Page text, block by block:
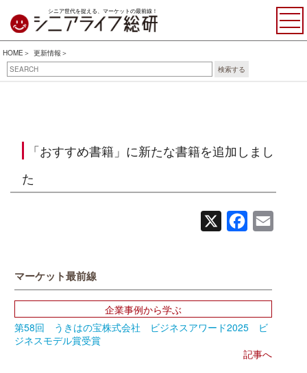
シニア世代を捉える、マーケットの最前線！
HOME
更新情報
検索する
「おすすめ書籍」に新たな書籍を追加しまし
た
Facebook
マーケット最前線
企業事例から学ぶ
第58回 うきはの宝株式会社 ビジネスアワード2025 ビ
ジネスモデル賞受賞
記事へ